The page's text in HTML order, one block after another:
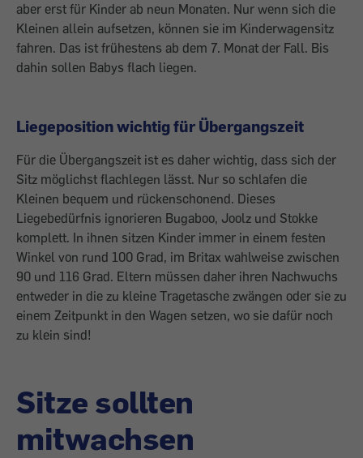
aber erst für Kinder ab neun Monaten. Nur wenn sich die
Kleinen allein aufsetzen, können sie im Kinderwagensitz
fahren. Das ist frühestens ab dem 7. Monat der Fall. Bis
dahin sollen Babys flach liegen.
Liegeposition wichtig für Übergangszeit
Für die Übergangszeit ist es daher wichtig, dass sich der
Sitz möglichst flachlegen lässt. Nur so schlafen die
Kleinen bequem und rückenschonend. Dieses
Liegebedürfnis ignorieren Bugaboo, Joolz und Stokke
komplett. In ihnen sitzen Kinder immer in einem festen
Winkel von rund 100 Grad, im Britax wahlweise zwischen
90 und 116 Grad. Eltern müssen daher ihren Nachwuchs
entweder in die zu kleine Tragetasche zwängen oder sie zu
einem Zeitpunkt in den Wagen setzen, wo sie dafür noch
zu klein sind!
Sitze sollten
mitwachsen